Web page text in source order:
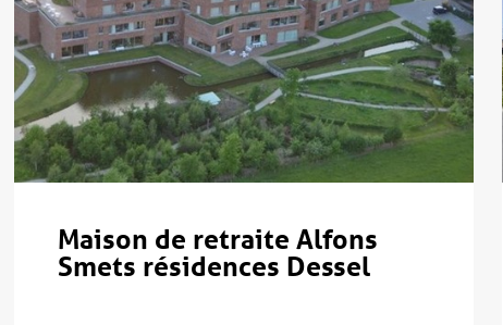
Maison de retraite Alfons
Smets résidences Dessel